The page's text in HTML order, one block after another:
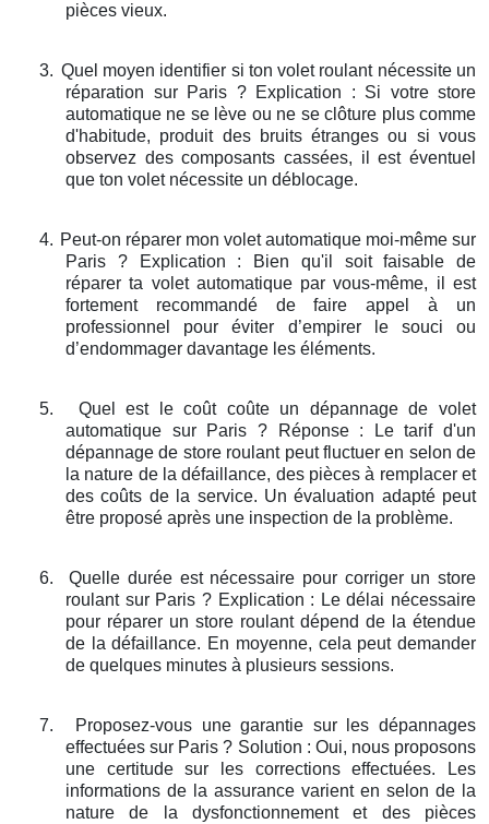
pièces vieux.
3. Quel moyen identifier si ton volet roulant nécessite un
réparation sur Paris ? Explication : Si votre store
automatique ne se lève ou ne se clôture plus comme
d'habitude, produit des bruits étranges ou si vous
observez des composants cassées, il est éventuel
que ton volet nécessite un déblocage.
4. Peut-on réparer mon volet automatique moi-même sur
Paris ? Explication : Bien qu'il soit faisable de
réparer ta volet automatique par vous-même, il est
fortement recommandé de faire appel à un
professionnel pour éviter d’empirer le souci ou
d’endommager davantage les éléments.
5.
Quel est le coût coûte un dépannage de volet
automatique sur Paris ? Réponse : Le tarif d'un
dépannage de store roulant peut fluctuer en selon de
la nature de la défaillance, des pièces à remplacer et
des coûts de la service. Un évaluation adapté peut
être proposé après une inspection de la problème.
6.
Quelle durée est nécessaire pour corriger un store
roulant sur Paris ? Explication : Le délai nécessaire
pour réparer un store roulant dépend de la étendue
de la défaillance. En moyenne, cela peut demander
de quelques minutes à plusieurs sessions.
7.
Proposez-vous une garantie sur les dépannages
effectuées sur Paris ? Solution : Oui, nous proposons
une certitude sur les corrections effectuées. Les
informations de la assurance varient en selon de la
nature de la dysfonctionnement et des pièces